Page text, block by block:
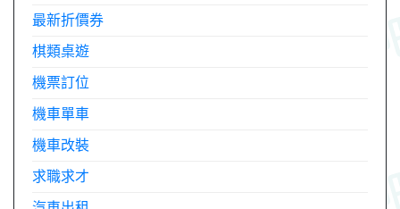
最新折價券
棋類桌遊
機票訂位
機車單車
機車改裝
求職求才